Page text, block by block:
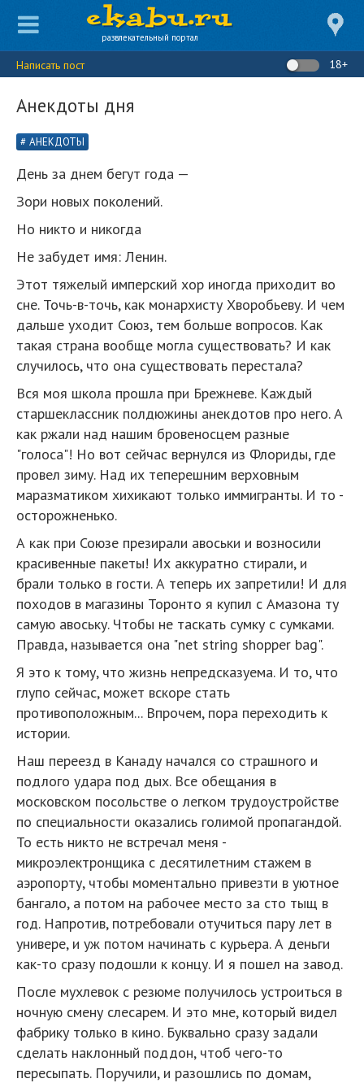
развлекательный портал
Написать пост 18+
Анекдоты дня
АНЕКДОТЫ
День за днем бегут года —
Зори новых поколений.
Но никто и никогда
Не забудет имя: Ленин.
Этот тяжелый имперский хор иногда приходит во
сне. Точь-в-точь, как монархисту Хворобьеву. И чем
дальше уходит Союз, тем больше вопросов. Как
такая страна вообще могла существовать? И как
случилось, что она существовать перестала?
Вся моя школа прошла при Брежневе. Каждый
старшеклассник полдюжины анекдотов про него. А
как ржали над нашим бровеносцем разные
"голоса"! Но вот сейчас вернулся из Флориды, где
провел зиму. Над их теперешним верховным
маразматиком хихикают только иммигранты. И то -
осторожненько.
А как при Союзе презирали авоськи и возносили
красивенные пакеты! Их аккуратно стирали, и
брали только в гости. А теперь их запретили! И для
походов в магазины Торонто я купил с Амазона ту
самую авоську. Чтобы не таскать сумку с сумками.
Правда, называется она "net string shopper bag".
Я это к тому, что жизнь непредсказуема. И то, что
глупо сейчас, может вскоре стать
противоположным... Впрочем, пора переходить к
истории.
Наш переезд в Канаду начался со страшного и
подлого удара под дых. Все обещания в
московском посольстве о легком трудоустройстве
по специальности оказались голимой пропагандой.
То есть никто не встречал меня -
микроэлектронщика с десятилетним стажем в
аэропорту, чтобы моментально привезти в уютное
бангало, а потом на рабочее место за сто тыщ в
год. Напротив, потребовали отучиться пару лет в
универе, и уж потом начинать с курьера. А деньги
как-то сразу подошли к концу. И я пошел на завод.
После мухлевок с резюме получилось устроиться в
ночную смену слесарем. И это мне, который видел
фабрику только в кино. Буквально сразу задали
сделать наклонный поддон, чтоб чего-то
пересыпать. Поручили, и разошлись по домам,